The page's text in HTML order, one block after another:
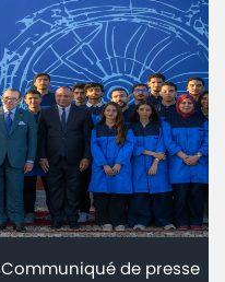
Communiqué de presse